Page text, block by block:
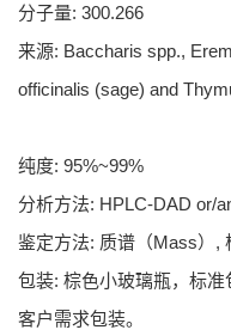
分子量: 300.266
来源: Baccharis spp.,
officinalis (sage) and
纯度: 95%~99%
分析方法: HPLC-DAD or/
鉴定方法: 质谱（Mass）,
包装: 棕色小玻璃瓶，标
客户需求包装。